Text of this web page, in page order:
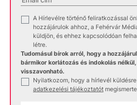
A Hírlevélre történő feliratkozással
hozzájárulok ahhoz, a Fehérvár
küldjön, és ehhez kapcsolódóan
létre.
Tudomásul bírok arról, hogy a
bármikor korlátozás és indokolás
visszavonható.
Nyilatkozom, hogy a hírlevél
adatkezelési tájékoztatót